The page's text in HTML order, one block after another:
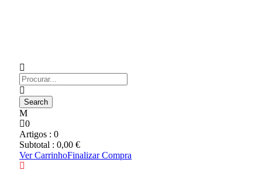
0
Artigos : 0
Subtotal : 0,00 €
Ver CarrinhoFinalizar Compra